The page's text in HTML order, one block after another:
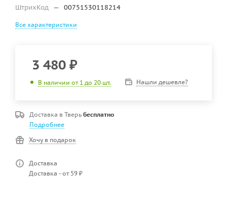
ШтрихКод — 00751530118214
Все характеристики
3 480 ₽
В наличии от 1 до 20 шт. Нашли дешевле?
Доставка в Тверь бесплатно
Подробнее
Хочу в подарок
Доставка
Доставка - от 59 ₽